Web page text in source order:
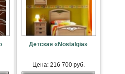
Детская «Nostalgia»
Цена: 216 700 руб.